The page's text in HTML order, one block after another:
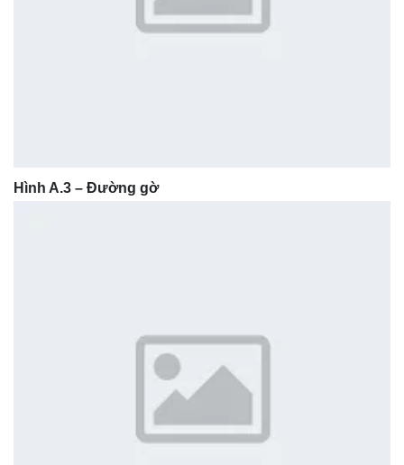
Hình A.3 – Đường gờ